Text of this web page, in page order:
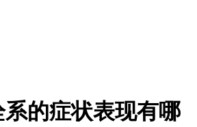
的症状表现有哪